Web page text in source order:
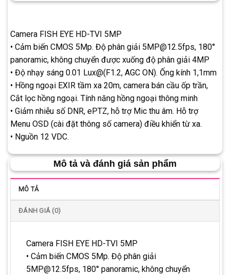
Camera FISH EYE HD-TVI 5MP
• Cảm biến CMOS 5Mp. Độ phân giải 5MP@12.5fps, 180°
panoramic, không chuyển được xuống độ phân giải 4MP
• Độ nhạy sáng 0.01 Lux@(F1.2, AGC ON). Ống kính 1,1mm
• Hồng ngoại EXIR tầm xa 20m, camera bán cầu ốp trần,
Cắt lọc hồng ngoại. Tính năng hồng ngoại thông minh
• Giảm nhiễu số DNR, ePTZ, hỗ trợ Mic thu âm. Hỗ trợ
Menu OSD (cài đặt thông số camera) điều khiển từ xa.
• Nguồn 12 VDC.
Mô tả và đánh giá sản phẩm
MÔ TẢ
ĐÁNH GIÁ (0)
Camera FISH EYE HD-TVI 5MP
• Cảm biến CMOS 5Mp. Độ phân giải
5MP@12.5fps, 180° panoramic, không chuyển